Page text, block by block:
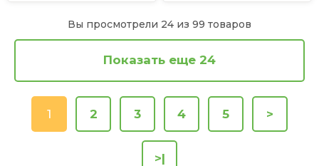
Вы просмотрели 24 из 99 товаров
Показать еще 24
1 2 3 4 5 >
>|